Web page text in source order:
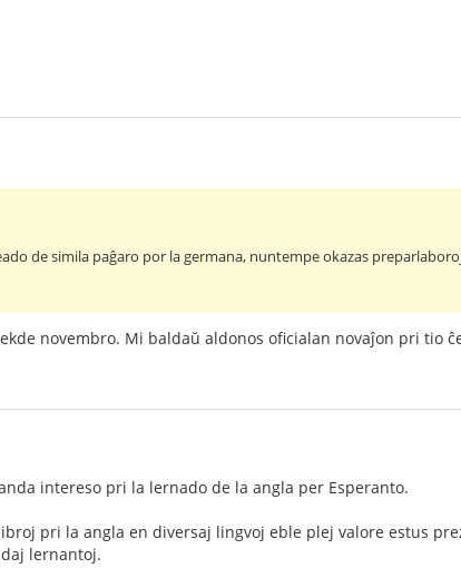
de simila paĝaro por la germana, nuntempe okazas
novembro. Mi baldaŭ aldonos oficialan novaĵon pri tio
intereso pri la lernado de la angla per Esperanto.
pri la angla en diversaj lingvoj eble plej valore estus
lernantoj.